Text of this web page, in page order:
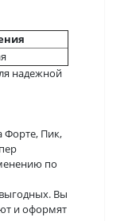
надежной
Форте, Пик,
по
Вы
и оформят